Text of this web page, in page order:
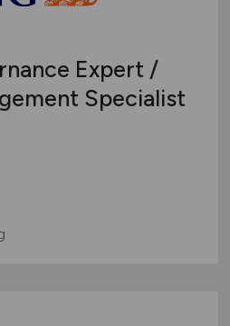
Expert /
Specialist